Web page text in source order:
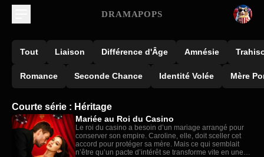
DRAMAPOPS
Tout Liaison Différence d'Âge Amnésie
Romance Seconde Chance Identité Volée Mère
Courte série : Héritage
Mariée au Roi du Casino
Le roi du casino a besoin d’un mariage arrangé pour
conserver son empire. Caroline, elle, doit sceller cet
accord pour protéger sa mère. Mais ce qui semblait
n’être qu’un pacte d’intérêt se transforme vite en une